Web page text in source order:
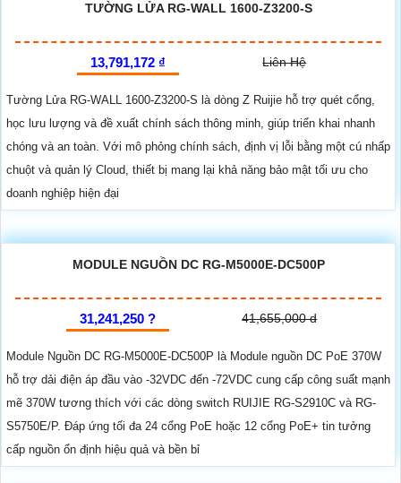
TƯỜNG LỬA RG-WALL 1600-Z3200-S
13,791,172 ₫ Liên Hệ
Tường Lửa RG-WALL 1600-Z3200-S là dòng Z Ruijie hỗ trợ quét cổng,
học lưu lượng và đề xuất chính sách thông minh, giúp triển khai nhanh
chóng và an toàn. Với mô phỏng chính sách, định vị lỗi bằng một cú nhấp
chuột và quản lý Cloud, thiết bị mang lại khả năng bảo mật tối ưu cho
doanh nghiệp hiện đại
MODULE NGUỒN DC RG-M5000E-DC500P
31,241,250 ? 41,655,000 d
Module Nguồn DC RG-M5000E-DC500P là Module nguồn DC PoE 370W
hỗ trợ dải điện áp đầu vào -32VDC đến -72VDC cung cấp công suất mạnh
mẽ 370W tương thích với các dòng switch RUIJIE RG-S2910C và RG-
S5750E/P. Đáp ứng tối đa 24 cổng PoE hoặc 12 cổng PoE+ tin tưởng
cấp nguồn ổn định hiệu quả và bền bỉ